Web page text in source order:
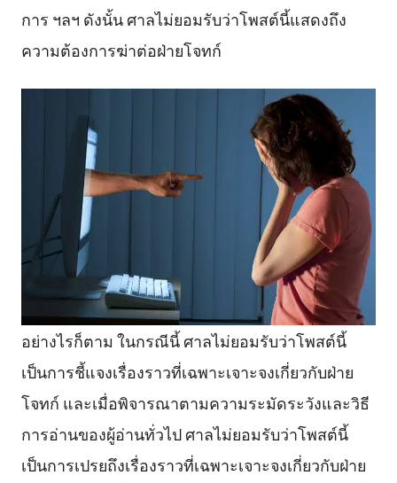
การ ฯลฯ ดังนั้น ศาลไม่ยอมรับว่าโพสต์นี้แสดงถึง
ความต้องการฆ่าต่อฝ่ายโจทก์
อย่างไรก็ตาม ในกรณีนี้ ศาลไม่ยอมรับว่าโพสต์นี้
เป็นการชี้แจงเรื่องราวที่เฉพาะเจาะจงเกี่ยวกับฝ่าย
โจทก์ และเมื่อพิจารณาตามความระมัดระวังและวิธี
การอ่านของผู้อ่านทั่วไป ศาลไม่ยอมรับว่าโพสต์นี้
เป็นการเปรยถึงเรื่องราวที่เฉพาะเจาะจงเกี่ยวกับฝ่าย